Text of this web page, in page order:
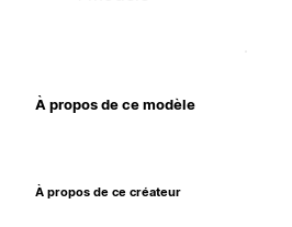
À propos de ce modèle
À propos de ce créateur